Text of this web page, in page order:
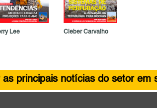
Lee Cleber Carvalho
principais notícias do setor em